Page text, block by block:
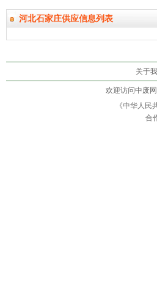
河北石家庄供应信息列表
关于
欢迎访问中废
《中华人民
合